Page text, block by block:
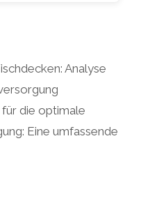
Analyse
die optimale
Eine umfassende